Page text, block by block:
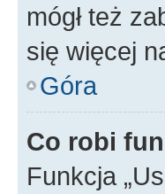
mógł też
się więcej
Góra
Co robi
Funkcja